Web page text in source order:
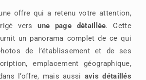
offre qui a retenu votre attention,
versune page détaillée. Cette
un panorama complet de ce qui
de l’établissement et de ses
emplacement géographique,
l’offre, mais aussi avis détaillés